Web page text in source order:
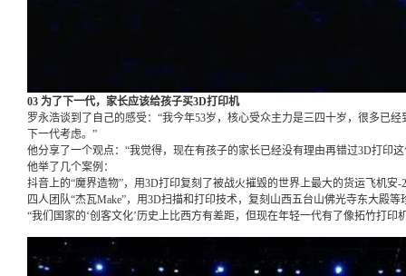
03 为了下一代，家长应该给孩子买3D打印机
罗永浩谈到了自己的感受：“我今年53岁，核心受众主力是三四十岁，很多已
下一代考虑。”
他分享了一个观点：“我觉得，现在有孩子的家长已经没有理由再错过3D打印
他举了几个案例：
抖音上的“魔界造物”，用3D打印复刻了被战火摧毁的世界上最大的货运飞机安-
四人团队“杰瓦Make”，用3D扫描和打印技术，复刻山西五台山佛光寺东大殿
“我们国家的‘创客文化’历史上比西方有差距，但现在年轻一代有了像拓竹打